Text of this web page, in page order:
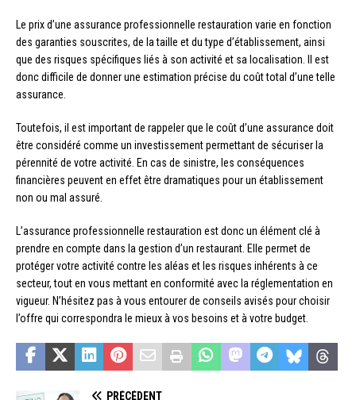
Le prix d’une assurance professionnelle restauration varie en fonction
des garanties souscrites, de la taille et du type d’établissement, ainsi
que des risques spécifiques liés à son activité et sa localisation. Il est
donc difficile de donner une estimation précise du coût total d’une telle
assurance.
Toutefois, il est important de rappeler que le coût d’une assurance doit
être considéré comme un investissement permettant de sécuriser la
pérennité de votre activité. En cas de sinistre, les conséquences
financières peuvent en effet être dramatiques pour un établissement
non ou mal assuré.
L’assurance professionnelle restauration est donc un élément clé à
prendre en compte dans la gestion d’un restaurant. Elle permet de
protéger votre activité contre les aléas et les risques inhérents à ce
secteur, tout en vous mettant en conformité avec la réglementation en
vigueur. N’hésitez pas à vous entourer de conseils avisés pour choisir
l’offre qui correspondra le mieux à vos besoins et à votre budget.
PRÉCÉDENT